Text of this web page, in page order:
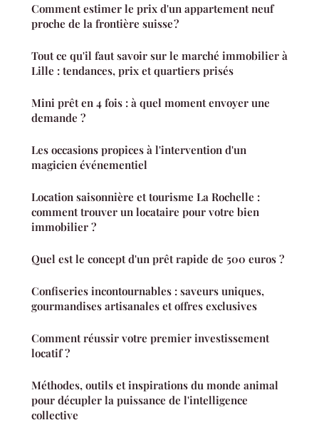
Comment estimer le prix d'un appartement neuf
proche de la frontière suisse ?
Tout ce qu'il faut savoir sur le marché immobilier à
Lille : tendances, prix et quartiers prisés
Mini prêt en 4 fois : à quel moment envoyer une
demande ?
Les occasions propices à l'intervention d'un
magicien événementiel
Location saisonnière et tourisme La Rochelle :
comment trouver un locataire pour votre bien
immobilier ?
Quel est le concept d'un prêt rapide de 500 euros ?
Confiseries incontournables : saveurs uniques,
gourmandises artisanales et offres exclusives
Comment réussir votre premier investissement
locatif ?
Méthodes, outils et inspirations du monde animal
pour décupler la puissance de l'intelligence
collective